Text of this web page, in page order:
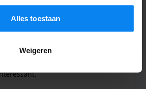
aanpassen. Bekijk voor alle
.
Alles toestaan
Weigeren
8
07-2026 tot 05-08-2026
confus au début car 2 adresses